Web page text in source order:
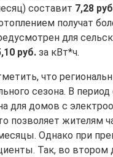
составит 7,28
получат
для
руб.за кВт*ч.
что
сезона. В
для домов с
позволяет жителям
Однако при
Так, во втором